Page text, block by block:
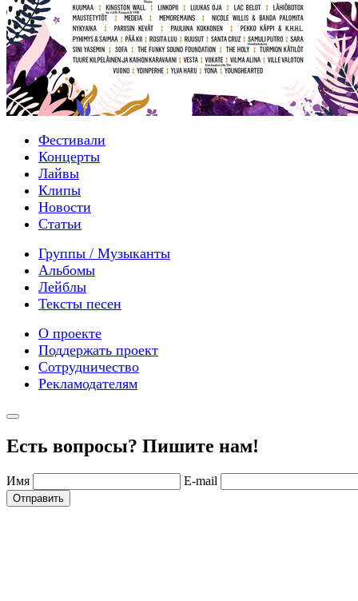
Фестивали
Концерты
Лайвы
Клипы
Новости
Статьи
Группы / Музыканты
Альбомы
Лейблы
Тексты песен
О проекте
Поддержать проект
Сотрудничество
Рекламодателям
Есть вопросы? Пишите нам!
Имя E-mail